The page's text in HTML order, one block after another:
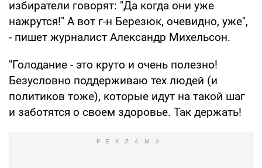
избиратели говорят: "Да когда они уже
нажрутся!" А вот г-н Березюк, очевидно, уже",
- пишет журналист Александр Михельсон.
"Голодание - это круто и очень полезно!
Безусловно поддерживаю тех людей (и
политиков тоже), которые идут на такой шаг
и заботятся о своем здоровье. Так держать!